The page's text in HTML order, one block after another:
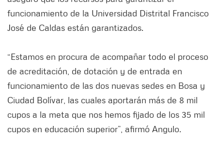
funcionamiento de la Universidad Distrital Francisco
José de Caldas están garantizados.
“Estamos en procura de acompañar todo el proceso
de acreditación, de dotación y de entrada en
funcionamiento de las dos nuevas sedes en Bosa y
Ciudad Bolívar, las cuales aportarán más de 8 mil
cupos a la meta que nos hemos fijado de los 35 mil
cupos en educación superior”, afirmó Angulo.